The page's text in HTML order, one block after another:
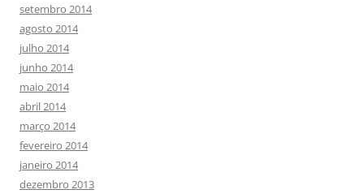
setembro 2014
agosto 2014
julho 2014
junho 2014
maio 2014
abril 2014
março 2014
fevereiro 2014
janeiro 2014
dezembro 2013